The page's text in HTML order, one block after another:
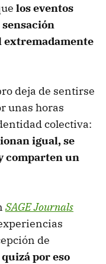
los eventos
extremadamente
deja de sentirse
unas horas
colectiva:
igual, se
comparten un
SAGE Journals
de
quizá por eso